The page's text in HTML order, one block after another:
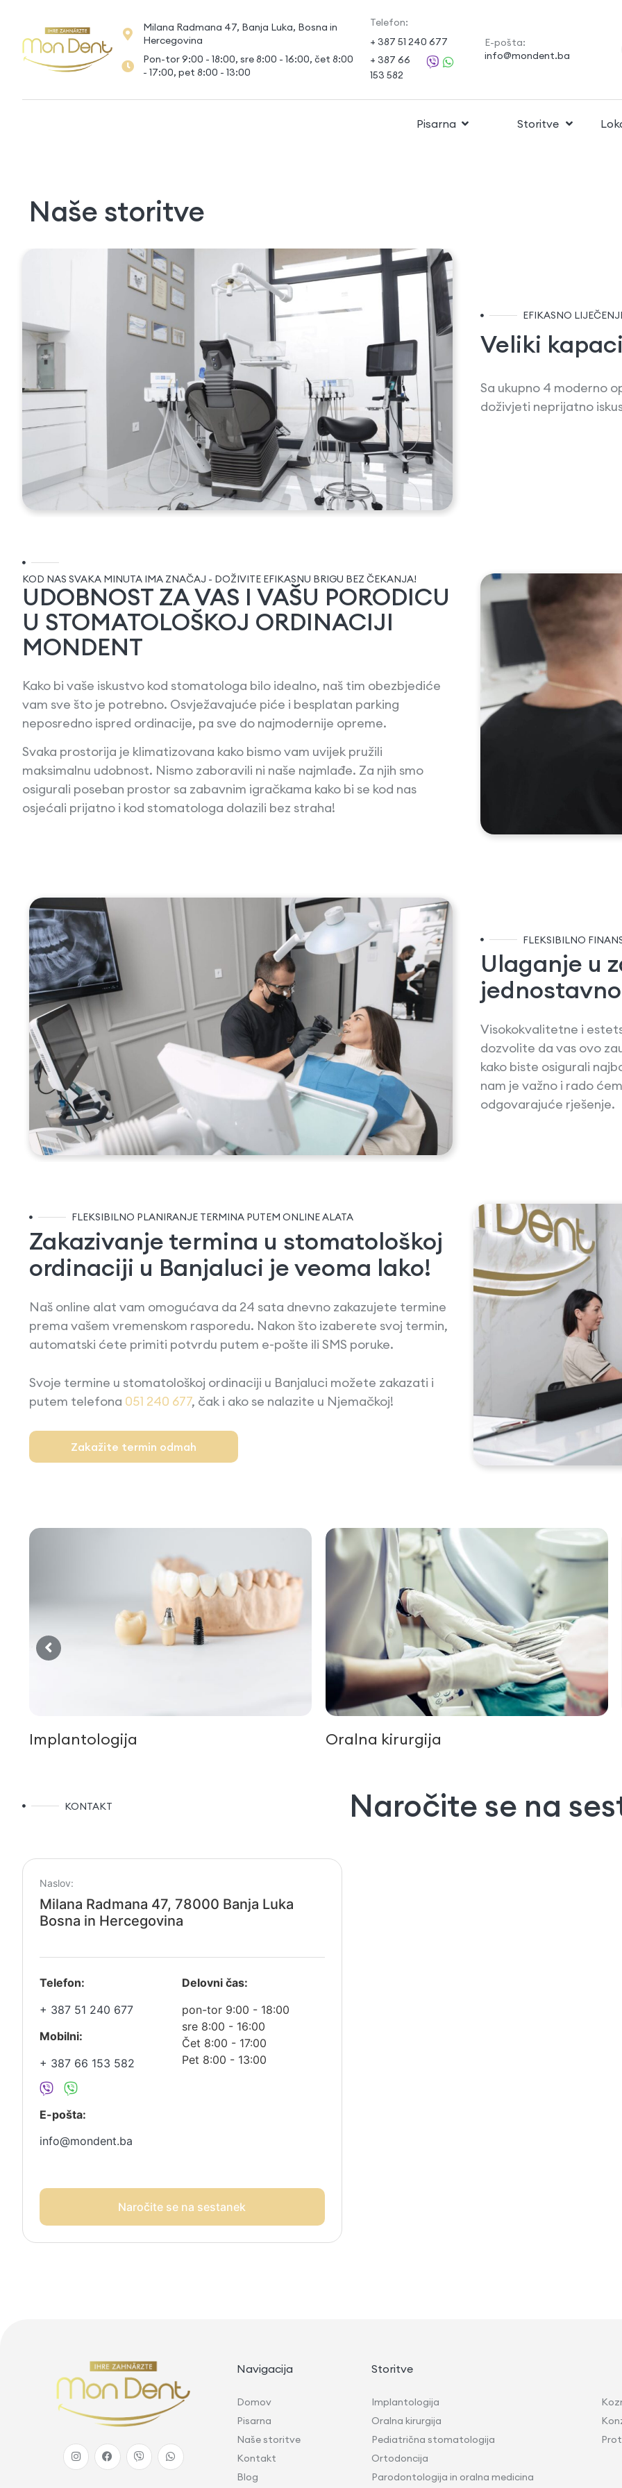
Milana Radmana 47, Banja Luka, Bosna in
Hercegovina
Pon-tor 9:00 - 18:00, sre 8:00 - 16:00, čet 8:00
- 17:00, pet 8:00 - 13:00
Telefon:
+ 387 51 240 677
+ 387 66
153 582
E-pošta:
info@mondent.ba
Pisarna Storitve
Naše storitve
EFIKASNO
Veliki
Sa ukupno 4 moderno
doživjeti neprijatno
KOD NAS SVAKA MINUTA IMA ZNAČAJ - DOŽIVITE EFIKASNU BRIGU BEZ ČEKANJA!
UDOBNOST ZA VAS I VAŠU PORODICU
U STOMATOLOŠKOJ ORDINACIJI
MONDENT
Kako bi vaše iskustvo kod stomatologa bilo idealno, naš tim obezbjediće
vam sve što je potrebno. Osvježavajuće piće i besplatan parking
neposredno ispred ordinacije, pa sve do najmodernije opreme.
Svaka prostorija je klimatizovana kako bismo vam uvijek pružili
maksimalnu udobnost. Nismo zaboravili ni naše najmlađe. Za njih smo
osigurali poseban prostor sa zabavnim igračkama kako bi se kod nas
osjećali prijatno i kod stomatologa dolazili bez straha!
FLEKSIBILNO
Ulaganje u
jednostavno
Visokokvalitetne i
dozvolite da vas ovo
kako biste osigurali
nam je važno i rado
odgovarajuće rješenje.
FLEKSIBILNO PLANIRANJE TERMINA PUTEM ONLINE ALATA
Zakazivanje termina u stomatološkoj
ordinaciji u Banjaluci je veoma lako!
Naš online alat vam omogućava da 24 sata dnevno zakazujete termine
prema vašem vremenskom rasporedu. Nakon što izaberete svoj termin,
automatski ćete primiti potvrdu putem e-pošte ili SMS poruke.
Svoje termine u stomatološkoj ordinaciji u Banjaluci možete zakazati i
putem telefona 051 240 677, čak i ako se nalazite u Njemačkoj!
Zakažite termin odmah
Oralna kirurgija Pediatrična stomatologija
KONTAKT Naročite se na
Naslov:
Milana Radmana 47, 78000 Banja Luka
Bosna in Hercegovina
Telefon:
+ 387 51 240 677
Mobilni:
+ 387 66 153 582
E-pošta:
info@mondent.ba
Delovni čas:
pon-tor 9:00 - 18:00
sre 8:00 - 16:00
Čet 8:00 - 17:00
Pet 8:00 - 13:00
Naročite se na sestanek
Navigacija
Domov
Pisarna
Naše storitve
Kontakt
Blog
Storitve
Implantologija
Oralna kirurgija
Pediatrična stomatologija
Ortodoncija
Parodontologija in oralna medicina